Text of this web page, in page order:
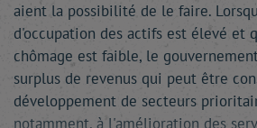
aient la possibilité de le faire.
d'occupation des actifs est élevé et
chômage est faible, le
surplus de revenus qui peut être
développement de secteurs
notamment, à l'amélioration des